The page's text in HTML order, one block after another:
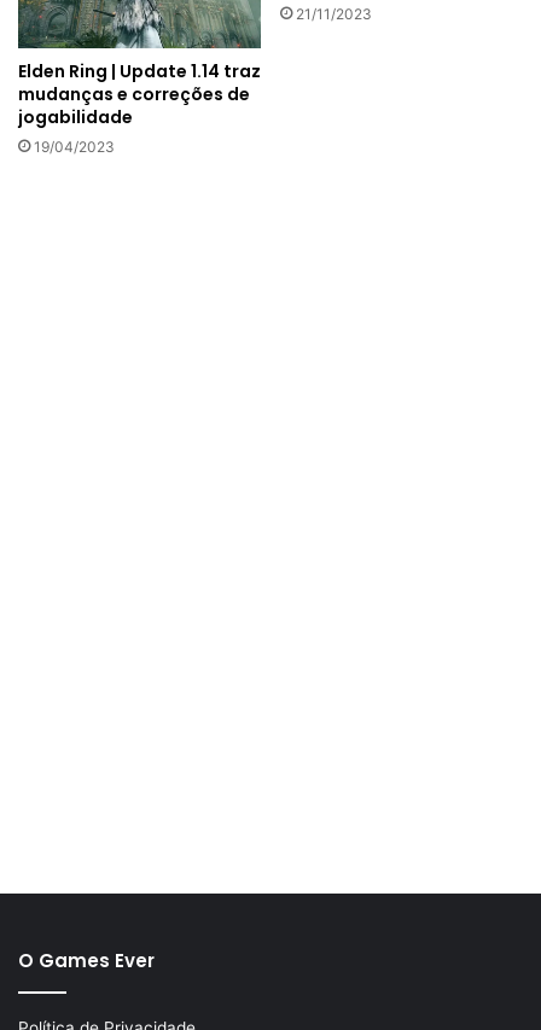
Elden Ring | Update 1.14 traz
mudanças e correções de
jogabilidade
19/04/2023
21/11/2023
O Games Ever